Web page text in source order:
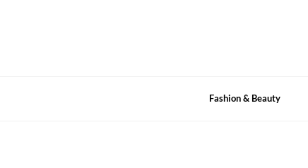
Fashion & Beauty